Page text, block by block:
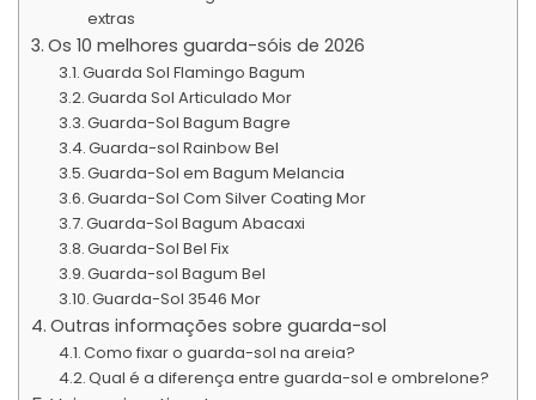
extras
Os 10 melhores guarda-sóis de 2026
Guarda Sol Flamingo Bagum
Guarda Sol Articulado Mor
Guarda-Sol Bagum Bagre
Guarda-sol Rainbow Bel
Guarda-Sol em Bagum Melancia
Guarda-Sol Com Silver Coating Mor
Guarda-Sol Bagum Abacaxi
Guarda-Sol Bel Fix
Guarda-sol Bagum Bel
Guarda-Sol 3546 Mor
Outras informações sobre guarda-sol
Como fixar o guarda-sol na areia?
Qual é a diferença entre guarda-sol e ombrelone?